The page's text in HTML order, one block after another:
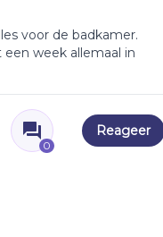
voor de badkamer.
week allemaal in
0
Reageer